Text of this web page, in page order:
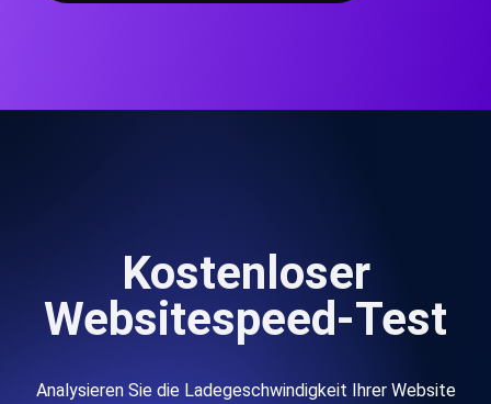
Kostenloser
Websitespeed-Test
Analysieren Sie die Ladegeschwindigkeit Ihrer Website